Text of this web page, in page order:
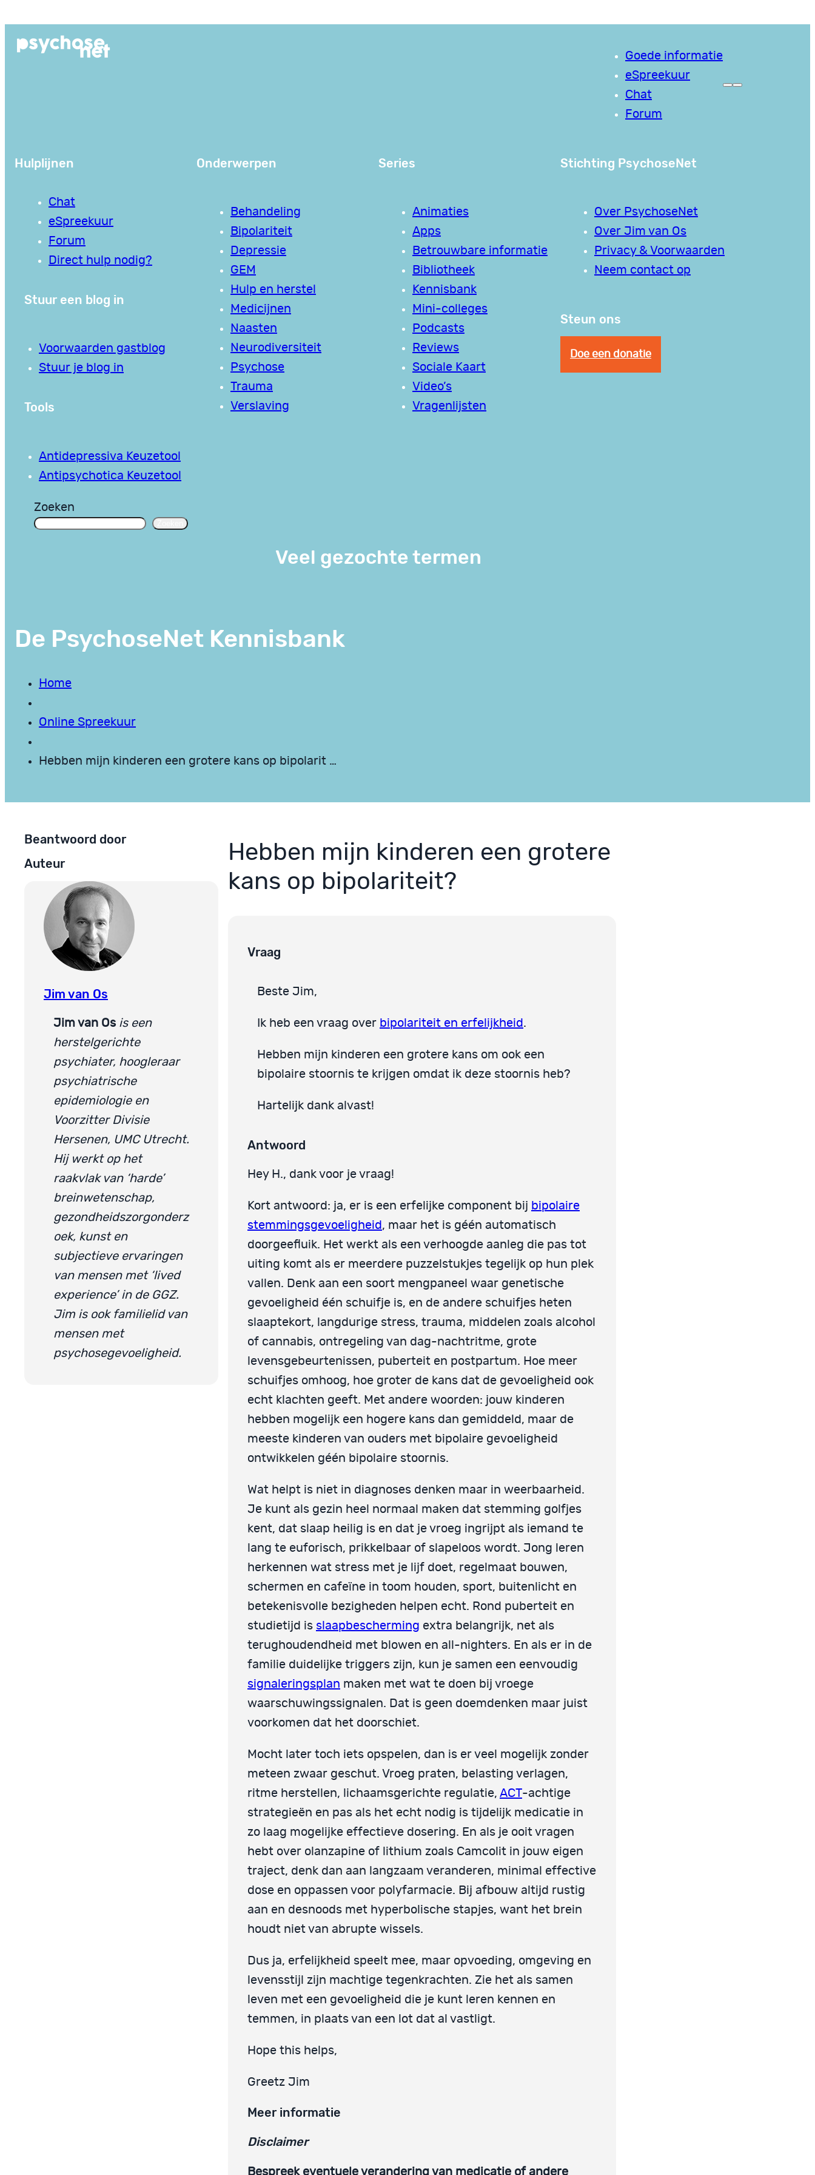
de
Goede informatie
eSpreekuur
Chat
Forum
Hulplijnen
Chat
eSpreekuur
Forum
Direct hulp nodig?
Stuur een blog in
Voorwaarden gastblog
Stuur je blog in
Tools
Antidepressiva Keuzetool
Antipsychotica Keuzetool
Onderwerpen
Behandeling
Bipolariteit
Depressie
GEM
Hulp en herstel
Medicijnen
Naasten
Neurodiversiteit
Psychose
Trauma
Verslaving
Series
Animaties
Apps
Betrouwbare informatie
Bibliotheek
Kennisbank
Mini-colleges
Podcasts
Reviews
Sociale Kaart
Video’s
Vragenlijsten
Stichting PsychoseNet
Over PsychoseNet
Over Jim van Os
Privacy & Voorwaarden
Neem contact op
Steun ons
Doe een donatie
Zoeken
Veel gezochte termen
De PsychoseNet Kennisbank
Home
Online Spreekuur
Hebben mijn kinderen een grotere kans op bipolarit …
Beantwoord door
Auteur
Jim van Os
Jim van Os is een
herstelgerichte
psychiater, hoogleraar
psychiatrische
epidemiologie en
Voorzitter Divisie
Hersenen, UMC Utrecht.
Hij werkt op het
raakvlak van ‘harde’
breinwetenschap,
gezondheidszorgonderz
oek, kunst en
subjectieve ervaringen
van mensen met ‘lived
experience’ in de GGZ.
Jim is ook familielid van
mensen met
psychosegevoeligheid.
Hebben mijn kinderen een grotere
kans op bipolariteit?
Vraag
Beste Jim,
Ik heb een vraag over bipolariteit en erfelijkheid .
Hebben mijn kinderen een grotere kans om ook een
bipolaire stoornis te krijgen omdat ik deze stoornis heb?
Hartelijk dank alvast!
Antwoord
Hey H., dank voor je vraag!
Kort antwoord: ja, er is een erfelijke component bij bipolaire
stemmingsgevoeligheid , maar het is géén automatisch
doorgeefluik. Het werkt als een verhoogde aanleg die pas tot
uiting komt als er meerdere puzzelstukjes tegelijk op hun plek
vallen. Denk aan een soort mengpaneel waar genetische
gevoeligheid één schuifje is, en de andere schuifjes heten
slaaptekort, langdurige stress, trauma, middelen zoals alcohol
of cannabis, ontregeling van dag-nachtritme, grote
levensgebeurtenissen, puberteit en postpartum. Hoe meer
schuifjes omhoog, hoe groter de kans dat de gevoeligheid ook
echt klachten geeft. Met andere woorden: jouw kinderen
hebben mogelijk een hogere kans dan gemiddeld, maar de
meeste kinderen van ouders met bipolaire gevoeligheid
ontwikkelen géén bipolaire stoornis.
Wat helpt is niet in diagnoses denken maar in weerbaarheid.
Je kunt als gezin heel normaal maken dat stemming golfjes
kent, dat slaap heilig is en dat je vroeg ingrijpt als iemand te
lang te euforisch, prikkelbaar of slapeloos wordt. Jong leren
herkennen wat stress met je lijf doet, regelmaat bouwen,
schermen en cafeïne in toom houden, sport, buitenlicht en
betekenisvolle bezigheden helpen echt. Rond puberteit en
studietijd is slaapbescherming extra belangrijk, net als
terughoudendheid met blowen en all-nighters. En als er in de
familie duidelijke triggers zijn, kun je samen een eenvoudig
signaleringsplan maken met wat te doen bij vroege
waarschuwingssignalen. Dat is geen doemdenken maar juist
voorkomen dat het doorschiet.
Mocht later toch iets opspelen, dan is er veel mogelijk zonder
meteen zwaar geschut. Vroeg praten, belasting verlagen,
ritme herstellen, lichaamsgerichte regulatie, ACT-achtige
strategieën en pas als het echt nodig is tijdelijk medicatie in
zo laag mogelijke effectieve dosering. En als je ooit vragen
hebt over olanzapine of lithium zoals Camcolit in jouw eigen
traject, denk dan aan langzaam veranderen, minimal effective
dose en oppassen voor polyfarmacie. Bij afbouw altijd rustig
aan en desnoods met hyperbolische stapjes, want het brein
houdt niet van abrupte wissels.
Dus ja, erfelijkheid speelt mee, maar opvoeding, omgeving en
levensstijl zijn machtige tegenkrachten. Zie het als samen
leven met een gevoeligheid die je kunt leren kennen en
temmen, in plaats van een lot dat al vastligt.
Hope this helps,
Greetz Jim
Meer informatie
Disclaimer
Bespreek eventuele verandering van medicatie of andere